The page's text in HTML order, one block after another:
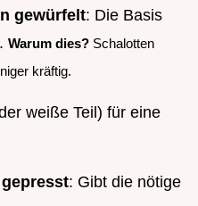
gewürfelt: Die Basis
Warum dies? Schalotten
kräftig.
weiße Teil) für eine
: Gibt die nötige